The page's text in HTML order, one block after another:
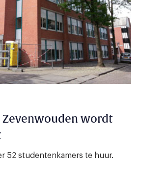
wordt
52 studentenkamers te huur.